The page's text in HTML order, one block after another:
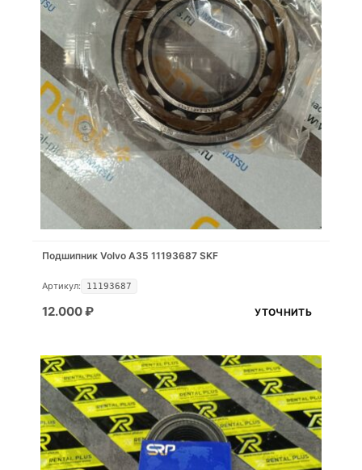
Подшипник Volvo A35 11193687 SKF
Артикул: 11193687
12.000₽ УТОЧНИТЬ